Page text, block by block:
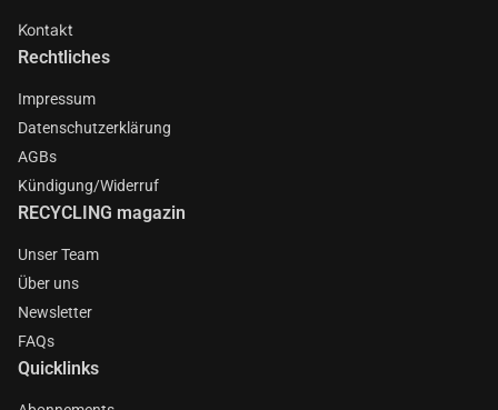
Kontakt
Rechtliches
Impressum
Datenschutzerklärung
AGBs
Kündigung/Widerruf
RECYCLING magazin
Unser Team
Über uns
Newsletter
FAQs
Quicklinks